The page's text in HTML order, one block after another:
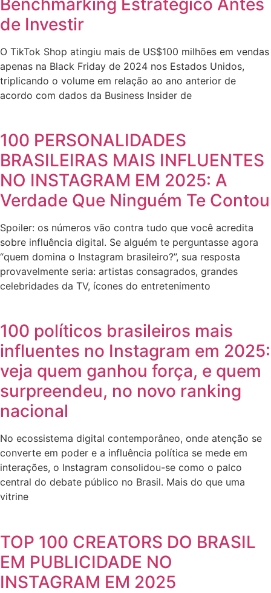
de Investir
O TikTok Shop atingiu mais de US$100 milhões em vendas
apenas na Black Friday de 2024 nos Estados Unidos,
triplicando o volume em relação ao ano anterior de
acordo com dados da Business Insider de
100 PERSONALIDADES
BRASILEIRAS MAIS INFLUENTES
NO INSTAGRAM EM 2025: A
Verdade Que Ninguém Te Contou
Spoiler: os números vão contra tudo que você acredita
sobre influência digital. Se alguém te perguntasse agora
“quem domina o Instagram brasileiro?”, sua resposta
provavelmente seria: artistas consagrados, grandes
celebridades da TV, ícones do entretenimento
100 políticos brasileiros mais
influentes no Instagram em 2025:
veja quem ganhou força, e quem
surpreendeu, no novo ranking
nacional
No ecossistema digital contemporâneo, onde atenção se
converte em poder e a influência política se mede em
interações, o Instagram consolidou-se como o palco
central do debate público no Brasil. Mais do que uma
vitrine
TOP 100 CREATORS DO BRASIL
EM PUBLICIDADE NO
INSTAGRAM EM 2025